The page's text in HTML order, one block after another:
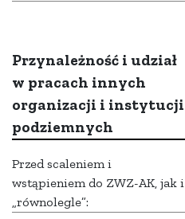
Przynależność i udział
w pracach innych
organizacji i instytucji
podziemnych
Przed scaleniem i
wstąpieniem do ZWZ-AK, jak i
„równolegle”: